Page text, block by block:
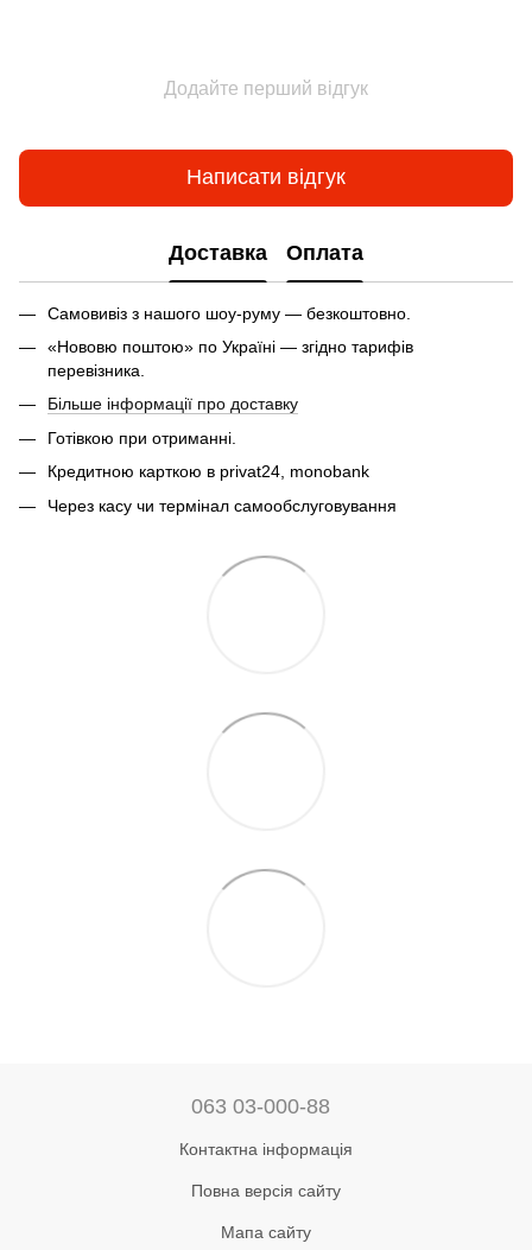
Додайте перший відгук
Написати відгук
Доставка Оплата
Самовивіз з нашого шоу-руму — безкоштовно.
«Нововю поштою» по Україні — згідно тарифів
перевізника.
Більше інформації про доставку
Готівкою при отриманні.
Кредитною карткою в privat24, monobank
Через касу чи термінал самообслуговування
063 03-000-88
Контактна інформація
Повна версія сайту
Мапа сайту